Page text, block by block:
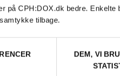
på CPH:DOX.dk bedre. Enkelte
tilbage.
DEM, VI